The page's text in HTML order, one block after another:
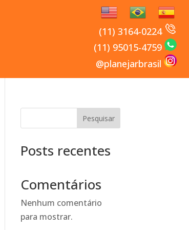
(11) 3164-0224
(11) 95015-4759
@planejarbrasil
Pesquisar
Posts recentes
Comentários
Nenhum comentário
para mostrar.